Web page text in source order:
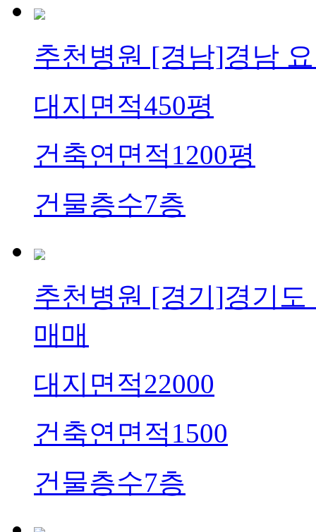
추천병원 [경남]경남
대지면적450평
건축연면적 1200평
건물층수7층
추천병원 [경기]경기도
매매
대지면적22000
건축연면적 1500
건물층수7층